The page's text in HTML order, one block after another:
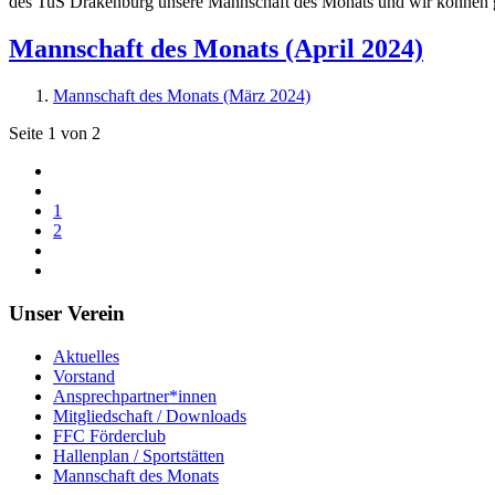
Mannschaft des Monats (April 2024)
Mannschaft des Monats (März 2024)
Seite 1 von 2
1
2
Unser Verein
Aktuelles
Vorstand
Ansprechpartner*innen
Mitgliedschaft / Downloads
FFC Förderclub
Hallenplan / Sportstätten
Mannschaft des Monats